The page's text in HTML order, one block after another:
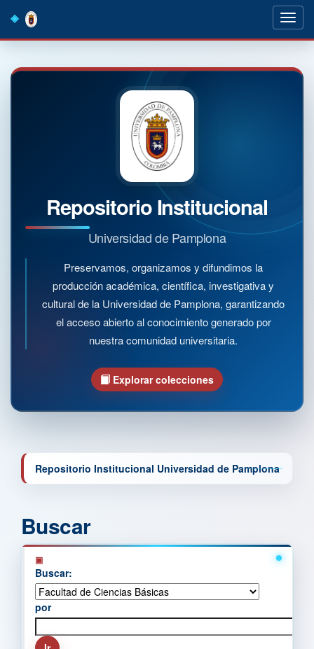
navigation
Repositorio Institucional
Universidad de Pamplona
Preservamos, organizamos y difundimos la
producción académica, científica, investigativa y
cultural de la Universidad de Pamplona, garantizando
el acceso abierto al conocimiento generado por
nuestra comunidad universitaria.
Explorar colecciones
Repositorio Institucional Universidad de Pamplona
Buscar
Buscar:
por